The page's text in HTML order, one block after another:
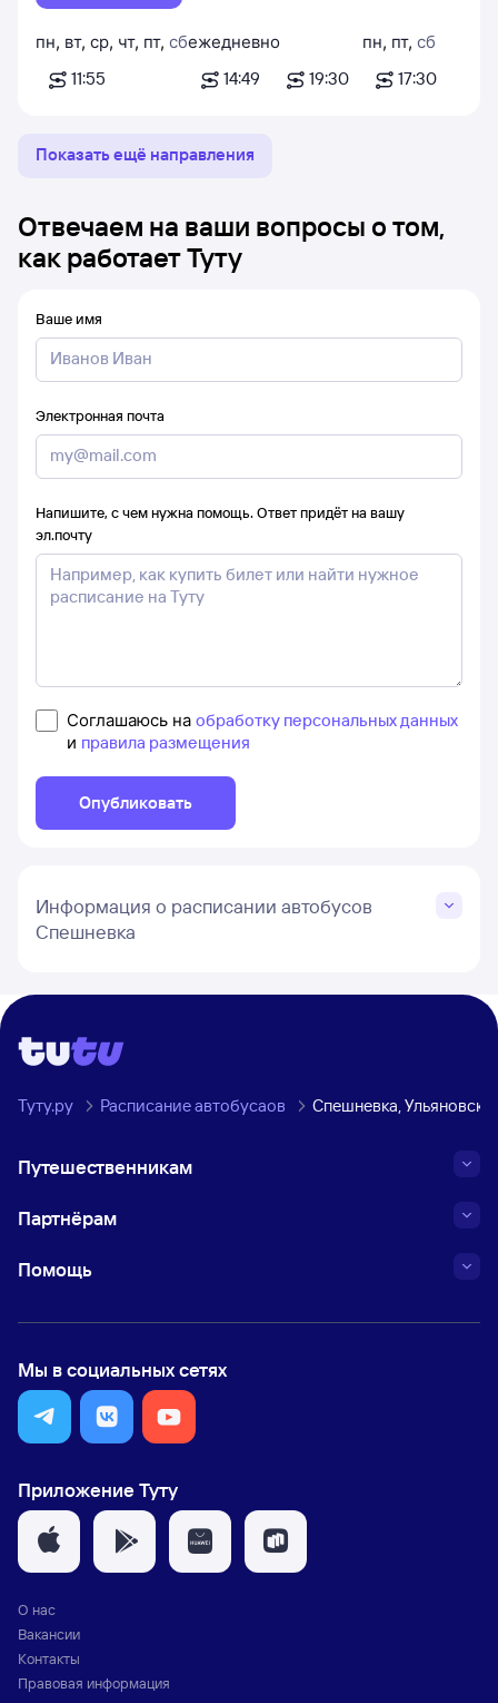
пн, вт, ср, чт, пт, сб
11:55
ежедневно
14:49
19:30
пн, пт, сб
17:30
Показать ещё направления
Отвечаем на ваши вопросы о том,
как работает Туту
Ваше имя
Электронная почта
Напишите, с чем нужна помощь. Ответ придёт на вашу
эл.почту
Соглашаюсь на обработку персональных данных
и правила размещения
Опубликовать
Информация о расписании автобусов
Спешневка
Туту.ру Расписание автобусаов Спешневка,
Путешественникам
Партнёрам
Помощь
Мы в социальных сетях
Приложение Туту
О нас
Вакансии
Контакты
Правовая информация